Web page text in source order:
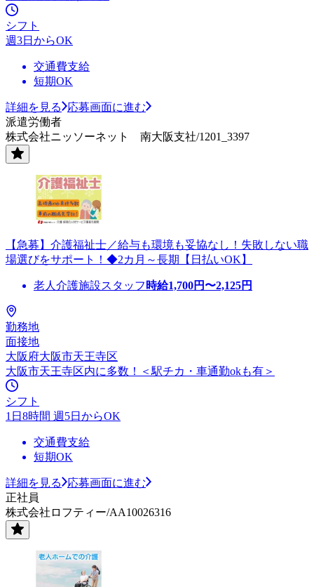
シフト
週3日からOK
交通費支給
短期OK
詳細を見る
応募画面に進む
派遣労働者
株式会社ニッソーネット 南大阪支社/1201_3397
【急募】介護福祉士／給与も環境も妥協なし！失敗しない職
場選びをサポート！◆2カ月～長期【日払いOK】
老人介護施設スタッフ 時給1,700円〜2,125円
勤務地
面接地
大阪府大阪市天王寺区
大阪市天王寺区内に多数！＜駅チカ・車通勤okも有＞
シフト
1日8時間 週5日からOK
交通費支給
短期OK
詳細を見る
応募画面に進む
正社員
株式会社ロフティー/AA10026316